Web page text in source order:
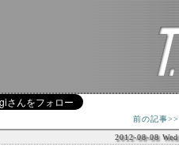
前の記事>>
2012-08-08 Wed